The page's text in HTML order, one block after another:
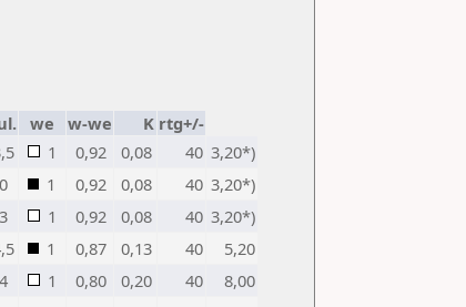
we w-we K rtg+/-
1 0,92 0,08 40 3,20*)
0 1 0,92 0,08 40 3,20*)
3 1 0,92 0,08 40 3,20*)
1 0,87 0,13 40
5,20
4 1 0,80 0,20 40
8,00